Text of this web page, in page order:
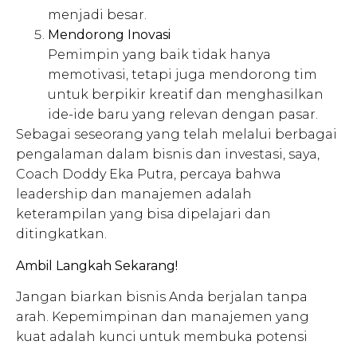
menjadi besar.
Mendorong Inovasi
Pemimpin yang baik tidak hanya
memotivasi, tetapi juga mendorong tim
untuk berpikir kreatif dan menghasilkan
ide-ide baru yang relevan dengan pasar.
Sebagai seseorang yang telah melalui berbagai
pengalaman dalam bisnis dan investasi, saya,
Coach Doddy Eka Putra, percaya bahwa
leadership dan manajemen adalah
keterampilan yang bisa dipelajari dan
ditingkatkan.
Ambil Langkah Sekarang!
Jangan biarkan bisnis Anda berjalan tanpa
arah. Kepemimpinan dan manajemen yang
kuat adalah kunci untuk membuka potensi